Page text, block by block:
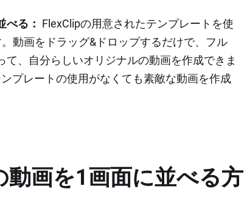
べる： FlexClipの用意されたテンプレートを使
動画をドラッグ&ドロップするだけで、フル
、自分らしいオリジナルの動画を作成できま
プレートの使用がなくても素敵な動画を作成
画を1画面に並べる方